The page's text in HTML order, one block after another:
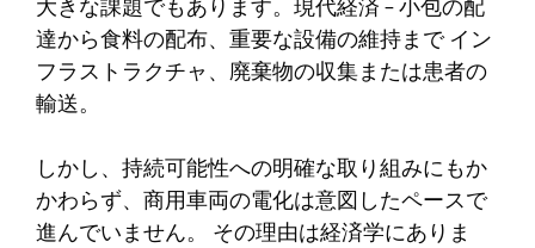
大きな課題でもあります。現代経済 – 小包の配
達から食料の配布、重要な設備の維持までイン
フラストラクチャ、廃棄物の収集または患者の
輸送。
しかし、持続可能性への明確な取り組みにもか
かわらず、商用車両の電化は意図したペースで
進んでいません。 その理由は経済学にありま